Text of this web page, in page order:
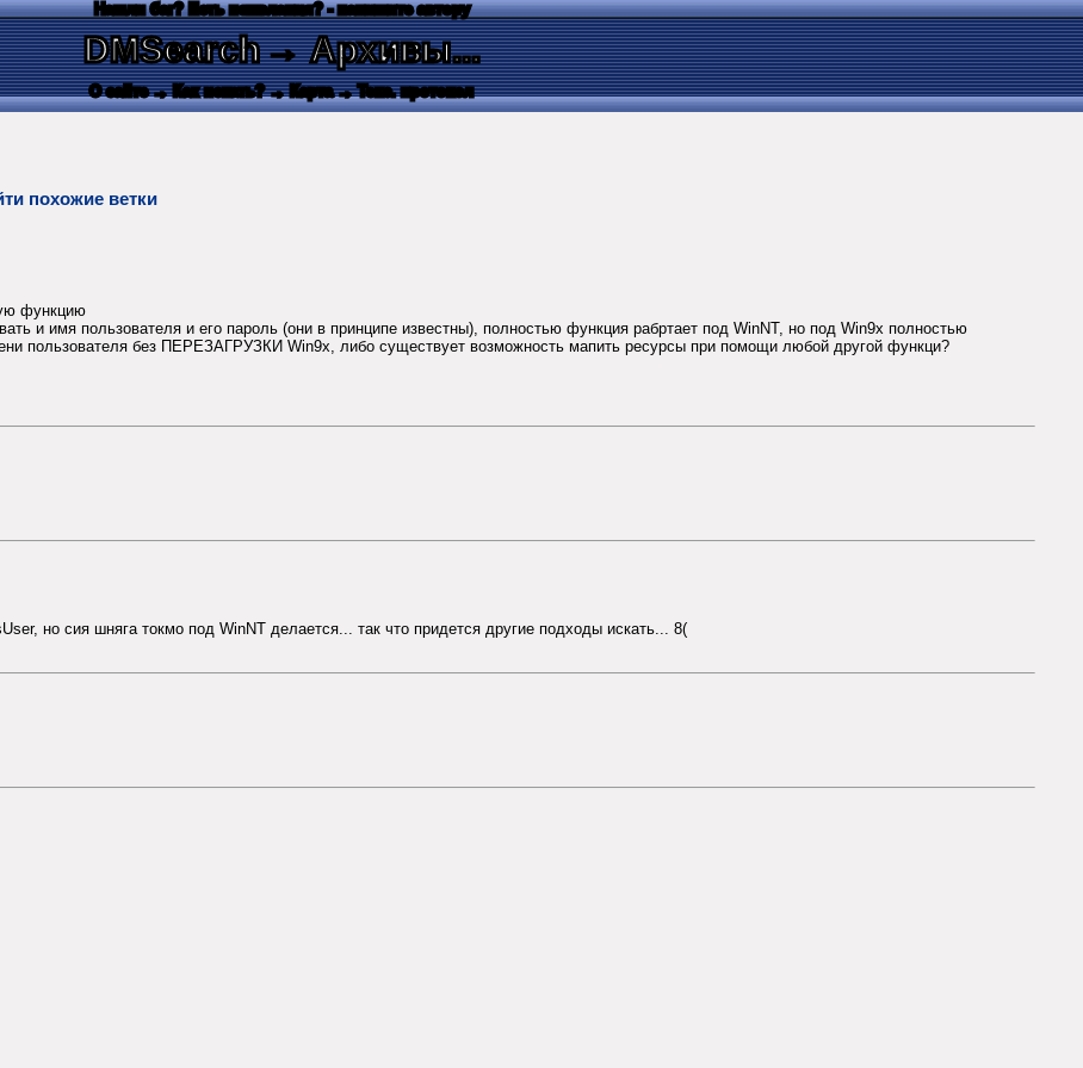
Нашли баг? Есть пожелания? - напишите автору
DMSearch→ Архивы...
О сайте → Как искать? → Карта → Текс. протокол
похожие ветки
функцию
и имя пользователя и его пароль (они в принципе известны), полностью функция рабртает под WinNT, но под Win9x полностью
пользователя без ПЕРЕЗАГРУЗКИ Win9x, либо существует возможность мапить ресурсы при помощи любой другой функци?
но сия шняга токмо под WinNT делается... так что придется другие подходы искать... 8(